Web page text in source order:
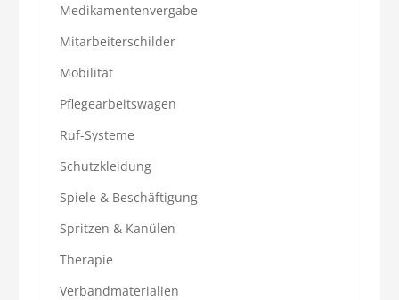
Medikamentenvergabe
Mitarbeiterschilder
Mobilität
Pflegearbeitswagen
Ruf-Systeme
Schutzkleidung
Spiele & Beschäftigung
Spritzen & Kanülen
Therapie
Verbandmaterialien